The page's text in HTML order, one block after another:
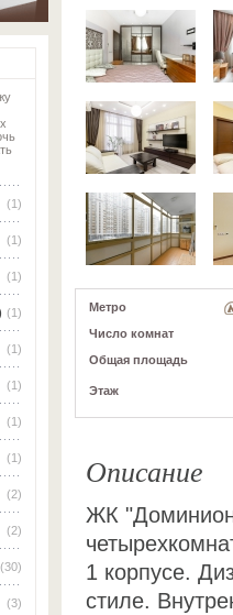
(1)
(1)
(1)
(1)
(1)
(1)
(1)
(1)
(2)
(2)
(30)
(3)
Метро
Число комнат
Общая площадь
Этаж
Описание
ЖК
1 корпусе.
стиле.